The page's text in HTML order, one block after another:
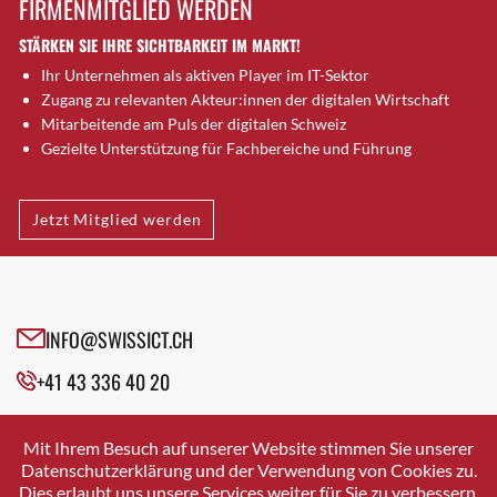
Brugg AG
Brütten
Bubendorf
Bubikon
Buchs (SG)
Bäretswil
Bülach
Cazis
Crissier
Davos Platz
Dierikon
Dietikon
FIRMENMITGLIED WERDEN
STÄRKEN SIE IHRE SICHTBARKEIT IM MARKT!
Ihr Unternehmen als aktiven Player im IT-Sektor
Zugang zu relevanten Akteur:innen der digitalen Wirtschaft
Mitarbeitende am Puls der digitalen Schweiz
Gezielte Unterstützung für Fachbereiche und Führung
Jetzt Mitglied werden
INFO@SWISSICT.CH
+41 43 336 40 20
SWISSICT
VULKANSTRASSE 120
8048 ZURICH
Mit Ihrem Besuch auf unserer Website stimmen Sie unserer
Datenschutzerklärung und der Verwendung von Cookies zu.
Dies erlaubt uns unsere Services weiter für Sie zu verbessern.